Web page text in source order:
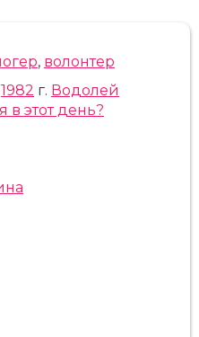
, волонтер
1982 г. Водолей
в этот день?